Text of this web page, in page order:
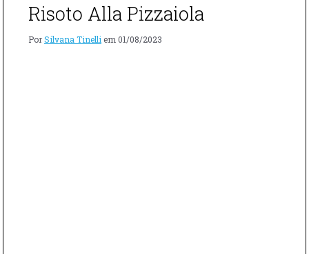
Risoto Alla Pizzaiola
PorSilvana Tinelli em 01/08/2023